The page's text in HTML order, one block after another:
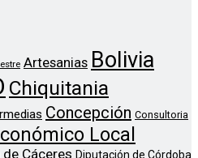
Artesanias Bolivia
Chiquitania
Concepción Consultoria
Local
Cáceres Diputación de Córdoba